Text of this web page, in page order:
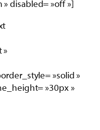
disabled= »off »]
»
»solid »
»30px »